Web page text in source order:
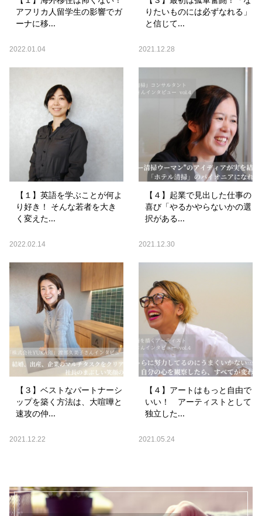
アフリカ人留学生の影響でガ
ーナに移...
2022.01.04
りたいものには必ずなれる」
と信じて...
2021.12.28
【１】英語を学ぶことが何よ
り好き！ そんな若者を大き
く変えた...
2022.02.14
【４】起業で見出した仕事の
喜び「やるかやらないかの選
択がある...
2021.12.30
【３】ベストなパートナーシ
ップを築く方法は、大喧嘩と
速攻の仲...
2021.12.22
【４】アートはもっと自由で
いい！ アーティストとして
独立した...
2021.05.24